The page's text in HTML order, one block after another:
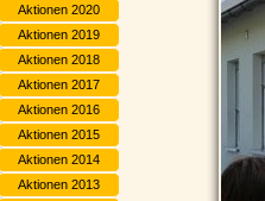
Aktionen 2020
Aktionen 2019
Aktionen 2018
Aktionen 2017
Aktionen 2016
Aktionen 2015
Aktionen 2014
Aktionen 2013